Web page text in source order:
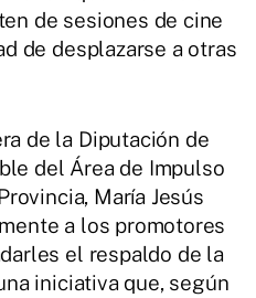
de sesiones de cine
de desplazarse a otras
de la Diputación de
del Área de Impulso
María Jesús
a los promotores
el respaldo de la
iniciativa que, según